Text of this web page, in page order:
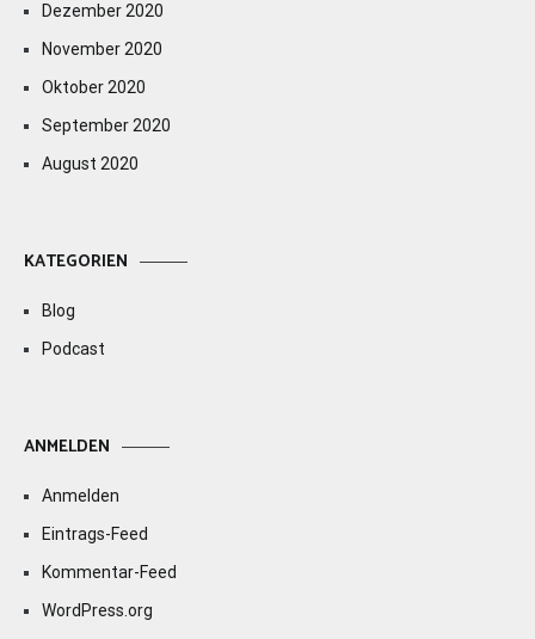
Dezember 2020
November 2020
Oktober 2020
September 2020
August 2020
KATEGORIEN
Blog
Podcast
ANMELDEN
Anmelden
Eintrags-Feed
Kommentar-Feed
WordPress.org